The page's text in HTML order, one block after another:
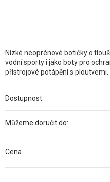
Nízké neoprénové botičky o
vodní sporty i jako boty pro
přístrojové potápění s ploutvemi.
Dostupnost:
Můžeme doručit do:
Cena